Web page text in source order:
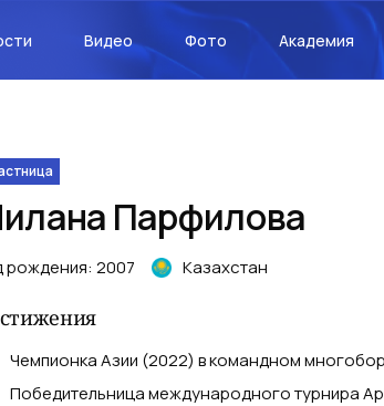
Видео Фото Академия
Парфилова
рождения: 2007 Казахстан
Чемпионка Азии (2022) в командном
Победительница международного турнира